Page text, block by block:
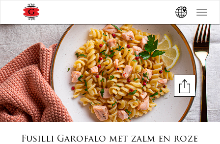
Toggle
Fusilli Garofalo met zalm en roze